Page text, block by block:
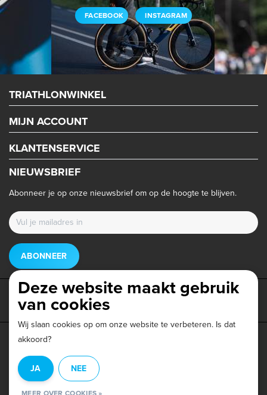
FACEBOOK INSTAGRAM
TRIATHLONWINKEL
MIJN ACCOUNT
KLANTENSERVICE
NIEUWSBRIEF
Abonneer je op onze nieuwsbrief om op de hoogte te blijven.
ABONNEER
Privacy beleid
© Copyright 2026 - Triathlonwinkel.nl | Realisatie
Deze website maakt gebruik
van cookies
Wij slaan cookies op om onze website te verbeteren. Is dat
akkoord?
JA NEE